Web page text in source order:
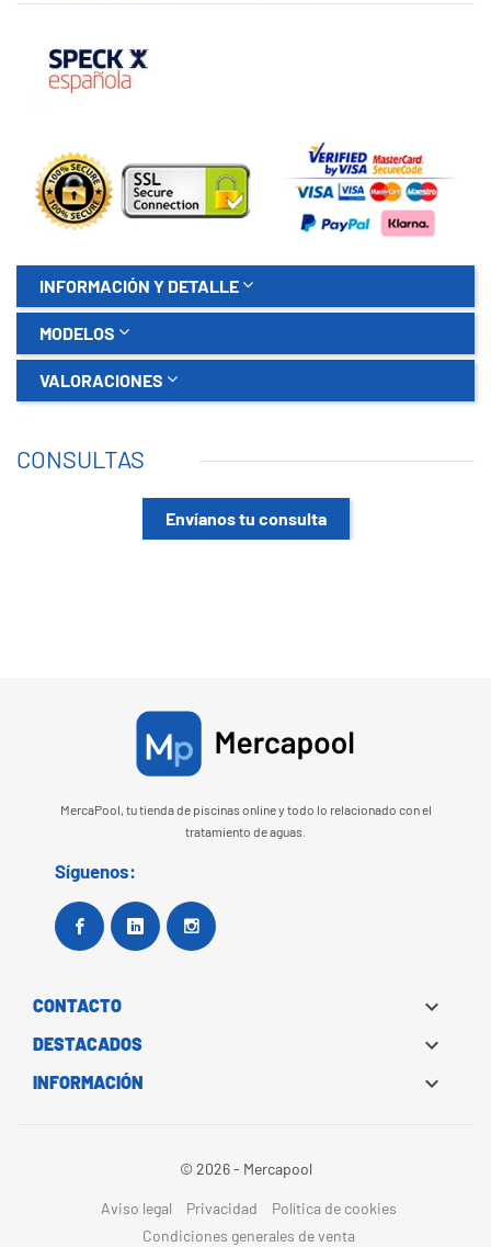
INFORMACIÓN Y DETALLE
MODELOS
VALORACIONES
CONSULTAS
Envíanos tu consulta
MercaPool, tu tienda de piscinas online y todo lo relacionado con el
tratamiento de aguas.
Síguenos:
Facebook Google+
CONTACTO 
DESTACADOS 
INFORMACIÓN 
© 2026 - Mercapool
Aviso legal Privacidad
Política de cookies
Condiciones generales de venta